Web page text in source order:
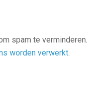
spam te verminderen.
worden verwerkt.